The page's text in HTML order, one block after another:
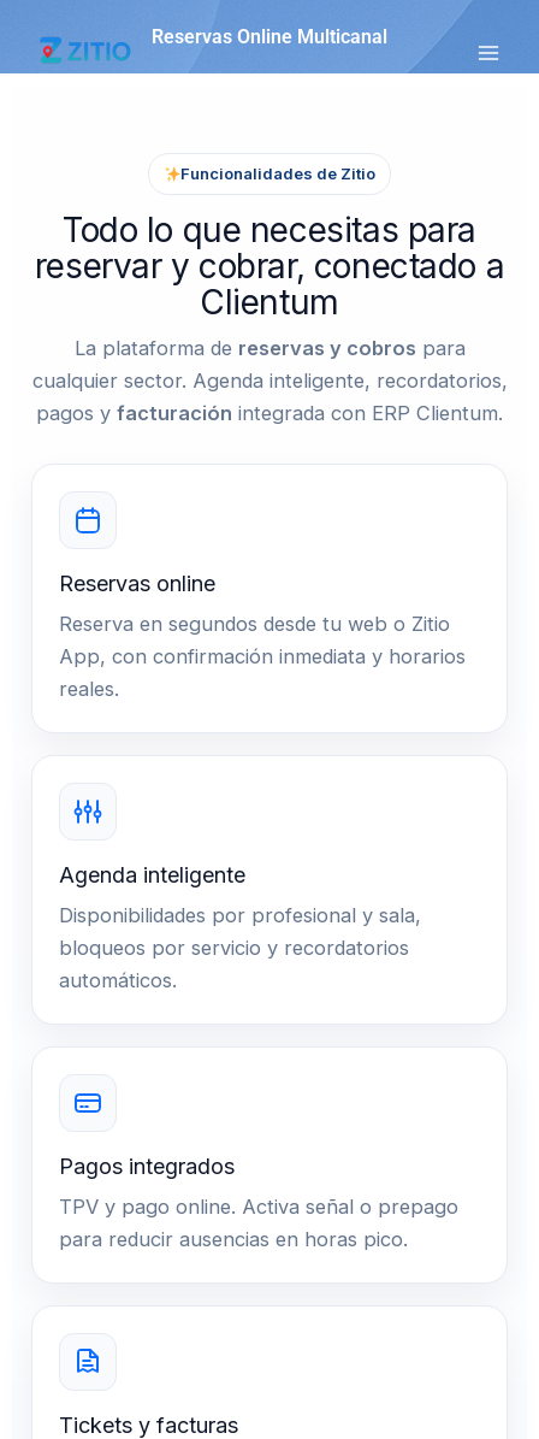
contenido
Reservas Online Multicanal
Funcionalidades de Zitio
Todo lo que necesitas para
reservar y cobrar, conectado a
Clientum
La plataforma de reservas y cobros para
cualquier sector. Agenda inteligente, recordatorios,
pagos y facturación integrada con ERP Clientum.
Reservas online
Reserva en segundos desde tu web o Zitio
App, con confirmación inmediata y horarios
reales.
Agenda inteligente
Disponibilidades por profesional y sala,
bloqueos por servicio y recordatorios
automáticos.
Pagos integrados
TPV y pago online. Activa señal o prepago
para reducir ausencias en horas pico.
Tickets y facturas